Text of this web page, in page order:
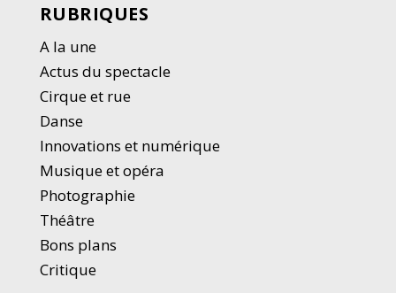
RUBRIQUES
A la une
Actus du spectacle
Cirque et rue
Danse
Innovations et numérique
Musique et opéra
Photographie
Théâtre
Bons plans
Critique